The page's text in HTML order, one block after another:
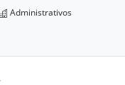
Administrativos